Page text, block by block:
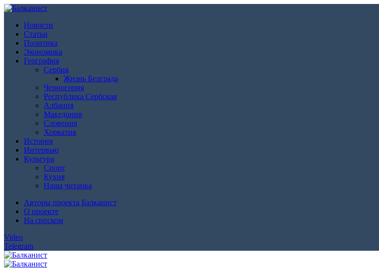
Новости
Статьи
Политика
Экономика
География
Сербия
Жизнь Белграда
Черногория
Республика Сербская
Албания
Македония
Словения
Хорватия
История
Интервью
Культура
Спорт
Кухня
Наша читанка
Авторы проекта Балканист
О проекте
На српском
Video
Telegram